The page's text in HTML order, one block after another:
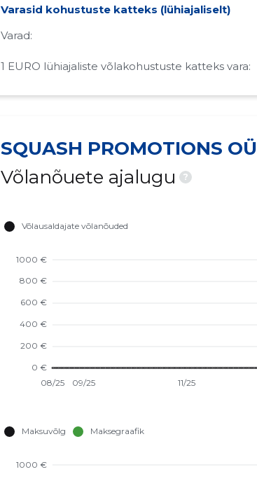
Varasid kohustuste katteks (lühiajaliselt)
Varad:
1 EURO lühiajaliste võlakohustuste katteks vara:
SQUASH PROMOTIONS OÜ
Võlanõuete ajalugu
?